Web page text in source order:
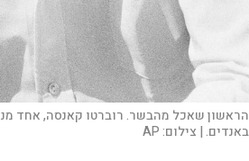
באנדים. | צילום:AP